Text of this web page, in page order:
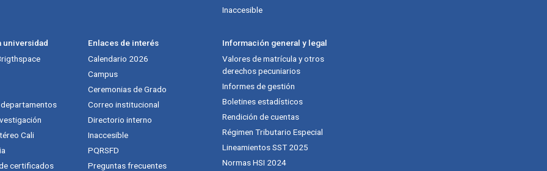
Inaccesible
universidad
Cali
certificados
Enlaces de interés
Calendario 2026
Campus
Ceremonias de Grado
Correo institucional
Directorio interno
Inaccesible
PQRSFD
Preguntas frecuentes
Información general y legal
Valores de matrícula y otros
derechos pecuniarios
Informes de gestión
Boletines estadísticos
Rendición de cuentas
Régimen Tributario Especial
Lineamientos SST 2025
Normas HSI 2024